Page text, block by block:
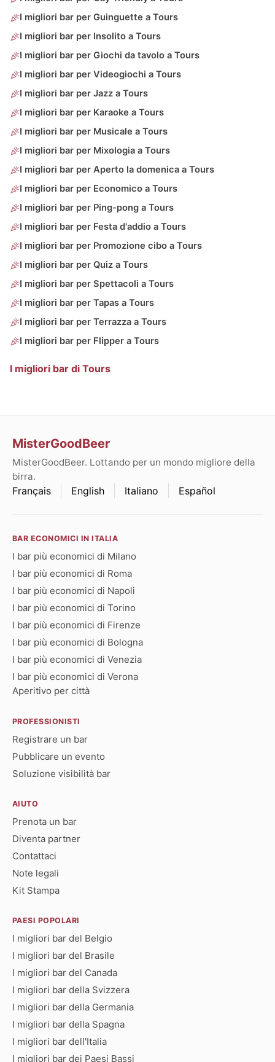
I migliori bar per Guinguette a Tours
I migliori bar per Insolito a Tours
I migliori bar per Giochi da tavolo a Tours
I migliori bar per Videogiochi a Tours
I migliori bar per Jazz a Tours
I migliori bar per Karaoke a Tours
I migliori bar per Musicale a Tours
I migliori bar per Mixologia a Tours
I migliori bar per Aperto la domenica a Tours
I migliori bar per Economico a Tours
I migliori bar per Ping-pong a Tours
I migliori bar per Festa d'addio a Tours
I migliori bar per Promozione cibo a Tours
I migliori bar per Quiz a Tours
I migliori bar per Spettacoli a Tours
I migliori bar per Tapas a Tours
I migliori bar per Terrazza a Tours
I migliori bar per Flipper a Tours
I migliori bar di Tours
MisterGoodBeer
MisterGoodBeer. Lottando per un mondo migliore della
birra.
Français English Italiano Español
BAR ECONOMICI IN ITALIA
I bar più economici di Milano
I bar più economici di Roma
I bar più economici di Napoli
I bar più economici di Torino
I bar più economici di Firenze
I bar più economici di Bologna
I bar più economici di Venezia
I bar più economici di Verona
Aperitivo per città
PROFESSIONISTI
Registrare un bar
Pubblicare un evento
Soluzione visibilità bar
AIUTO
Prenota un bar
Diventa partner
Contattaci
Note legali
Kit Stampa
PAESI POPOLARI
I migliori bar del Belgio
I migliori bar del Brasile
I migliori bar del Canada
I migliori bar della Svizzera
I migliori bar della Germania
I migliori bar della Spagna
I migliori bar dell'Italia
I migliori bar dei Paesi Bassi